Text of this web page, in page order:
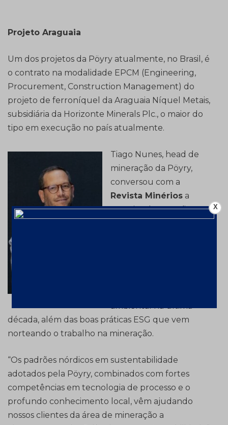
Projeto Araguaia
Um dos projetos da Pöyry atualmente, no Brasil, é
o contrato na modalidade EPCM (Engineering,
Procurement, Construction Management) do
projeto de ferroníquel da Araguaia Níquel Metais,
subsidiária da Horizonte Minerals Plc., o maior do
tipo em execução no país atualmente.
Tiago Nunes, head de
mineração da Pöyry,
conversou com a
Revista Minérios a
respeito da atuação
ambiental na última
década, além das boas práticas ESG que vem
norteando o trabalho na mineração.
“Os padrões nórdicos em sustentabilidade
adotados pela Pöyry, combinados com fortes
competências em tecnologia de processo e o
profundo conhecimento local, vêm ajudando
nossos clientes da área de mineração a
X